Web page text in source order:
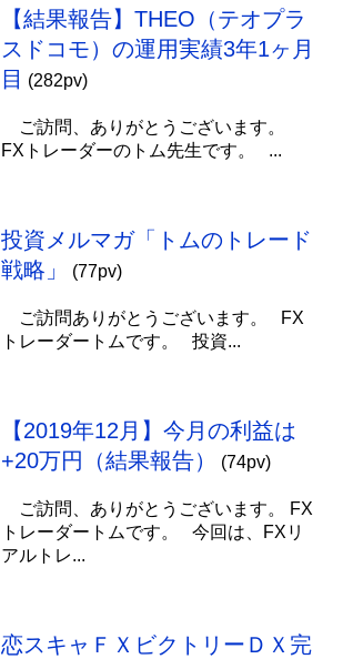
【結果報告】THEO（テオプラ
スドコモ）の運用実績3年1ヶ月
目 (282pv)
ご訪問、ありがとうございます。
FXトレーダーのトム先生です。 ...
投資メルマガ「トムのトレード
戦略」
(77pv)
ご訪問ありがとうございます。 FX
トレーダートムです。 投資...
【2019年12月】今月の利益は
+20万円（結果報告）
(74pv)
ご訪問、ありがとうございます。 FX
トレーダートムです。 今回は、FXリ
アルトレ...
恋スキャＦＸビクトリーＤＸ完